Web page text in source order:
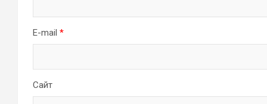
E-mail *
Сайт